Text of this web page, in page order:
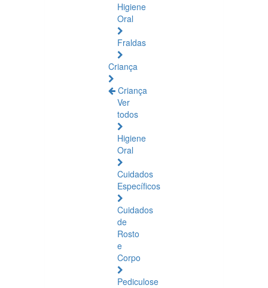
Higiene
Oral
Fraldas
Criança
Criança
Ver
todos
Higiene
Oral
Cuidados
Específicos
Cuidados
de
Rosto
e
Corpo
Pediculose